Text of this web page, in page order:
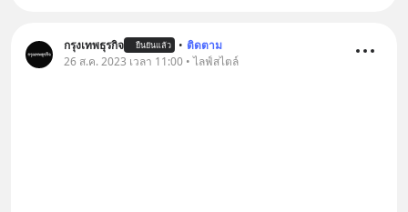
กรุงเทพธุรกิจ ยืนยันแล้ว • ติดตาม
26 ส.ค. 2023 เวลา 11:00 • ไลฟ์สไตล์